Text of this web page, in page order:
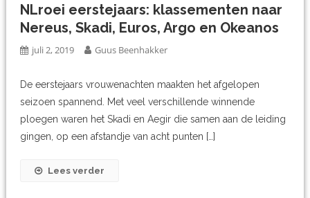
NLroei eerstejaars: klassementen naar
Nereus, Skadi, Euros, Argo en Okeanos
juli 2, 2019 Guus Beenhakker
De eerstejaars vrouwenachten maakten het afgelopen
seizoen spannend. Met veel verschillende winnende
ploegen waren het Skadi en Aegir die samen aan de leiding
gingen, op een afstandje van acht punten […]
Lees verder